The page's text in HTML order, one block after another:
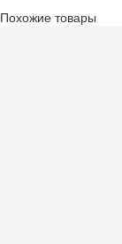
Похожие товары